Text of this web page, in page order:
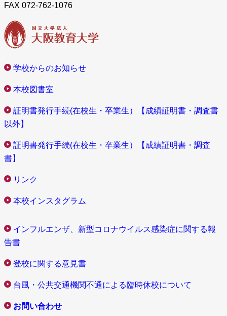
FAX 072-762-1076
学校からのお知らせ
本校図書室
証明書発行手続(在校生・卒業生）【成績証明書・調査書
以外】
証明書発行手続(在校生・卒業生）【成績証明書・調査
書】
リンク
本校インスタグラム
インフルエンザ、新型コロナウイルス感染症に関する報
告書
登校に関する意見書
台風・公共交通機関不通による臨時休校について
お問い合わせ